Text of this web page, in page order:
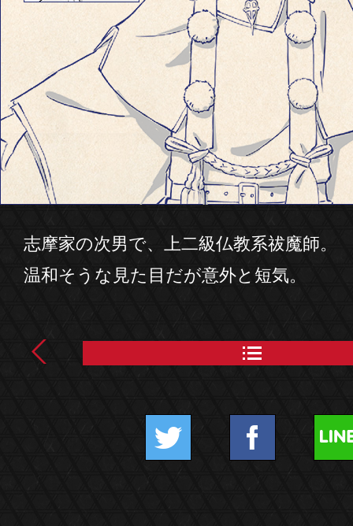
志摩家の次男で、上二級仏教系祓魔師。
温和そうな見た目だが意外と短気。